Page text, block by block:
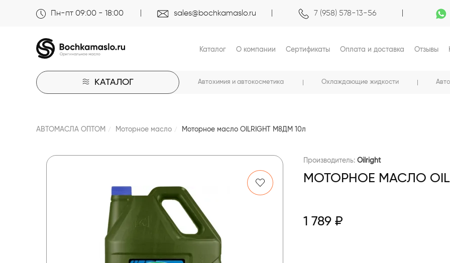
Пн-пт 09:00 - 18:00 sales@bochkamaslo.ru 7 (958) 578-13-56
Каталог О компании Сертификаты Оплата и доставка Отзывы
КАТАЛОГ Автохимия и автокосметика Охлаждающие жидкости
АВТОМАСЛА ОПТОМ Моторное масло Моторное масло OILRIGHT М8ДМ 10л
Производитель: Oilright
МОТОРНОЕ МАСЛО
1 789 ₽